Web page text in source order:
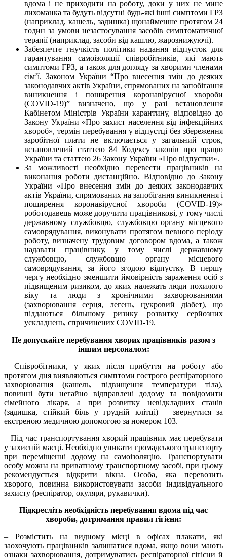
вдома і не приходити на роботу, доки у них не мине
лихоманка та будуть відсутні будь-які інші симптоми ГРЗ
(наприклад, кашель, задишка) щонайменше протягом 24
годин за умови незастосування засобів симптоматичної
терапії (наприклад, засоби від кашлю, жарознижуючі).
Забезпечте гнучкість політики надання відпусток для
гарантування самоізоляції співробітників, які мають
симптоми ГРЗ, а також для догляду за хворими членами
сім’ї. Законом України “Про внесення змін до деяких
законодавчих актів України, спрямованих на запобігання
виникнення і поширення коронавірусної хвороби
(COVID-19)” визначено, що у разі встановлення
Кабінетом Міністрів України карантину, відповідно до
Закону України «Про захист населення від інфекційних
хвороб», термін перебування у відпустці без збереження
заробітної плати не включається у загальний строк,
встановлений статтею 84 Кодексу законів про працю
України та статтею 26 Закону України «Про відпустки».
За можливості необхідно перевести працівників на
виконання роботи дистанційно. Відповідно до Закону
України «Про внесення змін до деяких законодавчих
актів України, спрямованих на запобігання виникнення і
поширення коронавірусної хвороби (COVID-19)»
роботодавець може доручити працівникові, у тому числі
державному службовцю, службовцю органу місцевого
самоврядування, виконувати протягом певного періоду
роботу, визначену трудовим договором вдома, а також
надавати працівнику, у тому числі державному
службовцю, службовцю органу місцевого
самоврядування, за його згодою відпустку. В першу
чергу необхідно зменшити ймовірність зараження осіб з
підвищеним ризиком, до яких належать люди похилого
віку та люди з хронічними захворюваннями
(захворювання серця, легень, цукровий діабет), що
піддаються більшому ризику розвитку серйозних
ускладнень, спричинених COVID-19.
Не допускайте перебування хворих працівників разом з
іншим персоналом:
– Співробітники, у яких після прибуття на роботу або
протягом дня виявляються симптоми гострого респіраторного
захворювання (кашель, підвищення температури тіла),
повинні бути негайно відправлені додому та повідомити
сімейного лікаря, а при розвитку невідкладних станів
(задишка, стійкий біль у грудній клітці) – звернутися за
екстреною медичною допомогою за номером 103.
– Під час транспортування хворий працівник має перебувати
у захисній масці. Необхідно уникати громадського транспорту
при переміщенні додому на самоізоляцію. Транспортувати
особу можна на приватному транспортному засобі, при цьому
рекомендується відкрити вікна. Особа, яка перевозить
хворого, повинна використовувати засоби індивідуального
захисту (респіратор, окуляри, рукавички).
Підкресліть необхідність перебування вдома під час
хвороби, дотримання правил гігієни:
– Розмістить на видному місці в офісах плакати, які
заохочують працівників залишатися вдома, якщо вони мають
ознаки захворювання, дотримуватись респіраторної гігієни й